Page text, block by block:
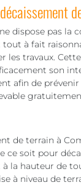
dispose pas
à fait
les travaux.
son
afin de
de terrain à
ce soit pour
la hauteur de
à niveau de